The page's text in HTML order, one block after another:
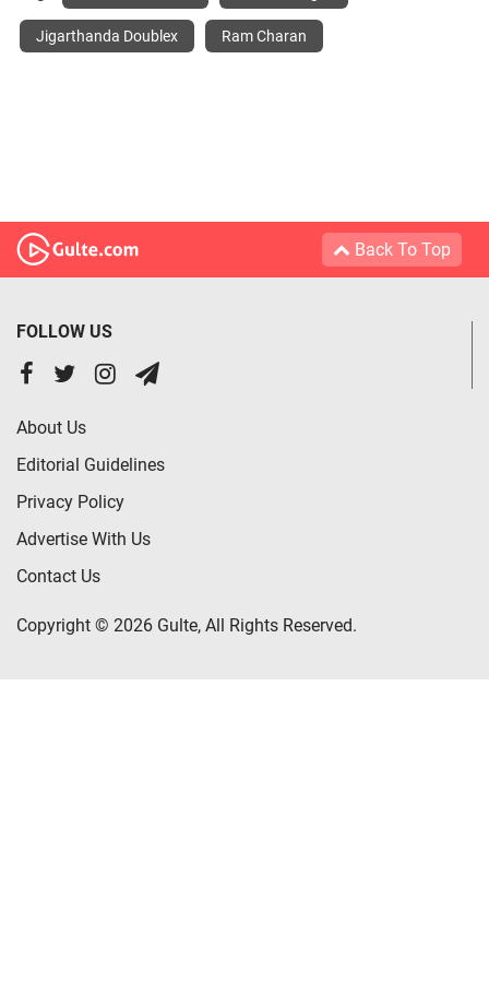
Jigarthanda Doublex Ram Charan
Back To Top
FOLLOW US
About Us
Editorial Guidelines
Privacy Policy
Advertise With Us
Contact Us
Copyright © 2026 Gulte, All Rights Reserved.